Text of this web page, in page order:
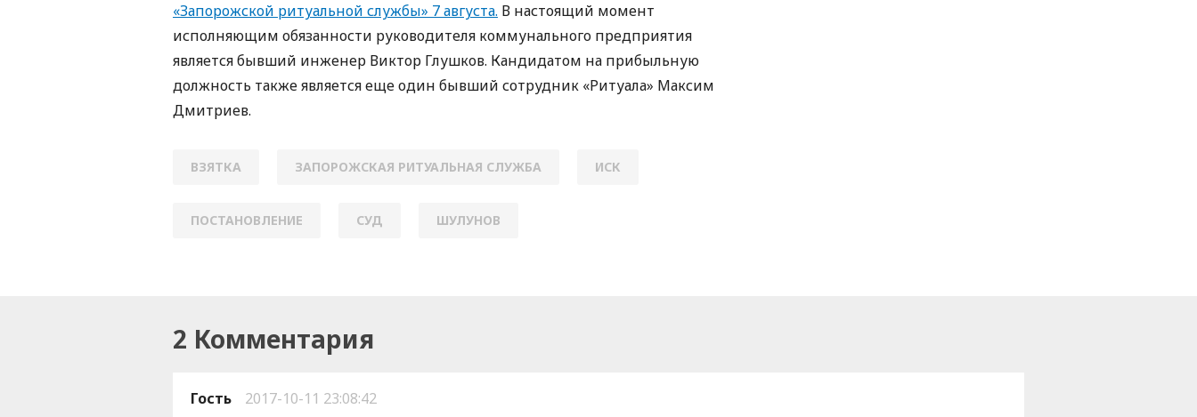
«Запорожской ритуальной службы» 7 августа. В настоящий момент
исполняющим обязанности руководителя коммунального предприятия
является бывший инженер Виктор Глушков. Кандидатом на прибыльную
должность также является еще один бывший сотрудник «Ритуала» Максим
Дмитриев.
ВЗЯТКА ЗАПОРОЖСКАЯ РИТУАЛЬНАЯ СЛУЖБА ИСК
ПОСТАНОВЛЕНИЕ СУД ШУЛУНОВ
2 Комментария
Гость
2017-10-11 23:08:42